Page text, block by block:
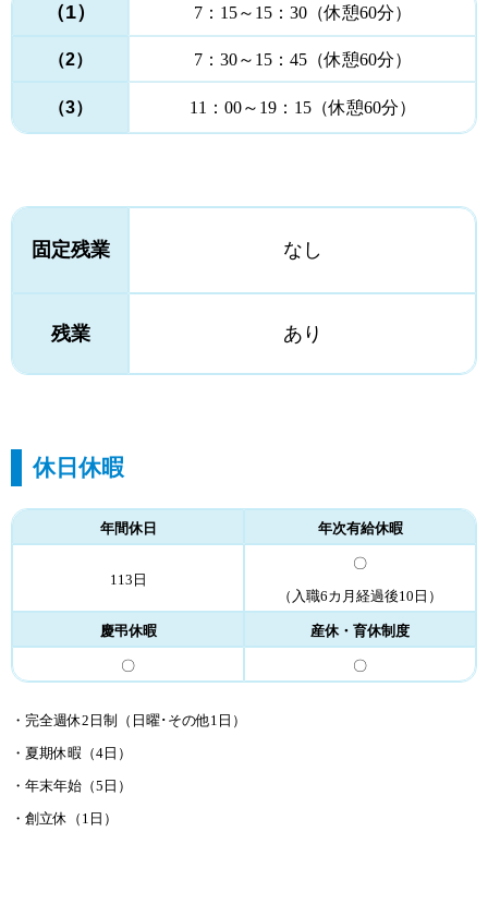
（1） 7：15～15：30（休憩60分）
（2） 7：30～15：45（休憩60分）
（3） 11：00～19：15（休憩60分）
固定残業 なし
残業 あり
休日休暇
年間休日 年次有給休暇
113日
〇
（入職6カ月経過後10日）
慶弔休暇 産休・育休制度
〇 〇
・完全週休2日制（日曜･その他1日）
・夏期休暇（4日）
・年末年始（5日）
・創立休（1日）